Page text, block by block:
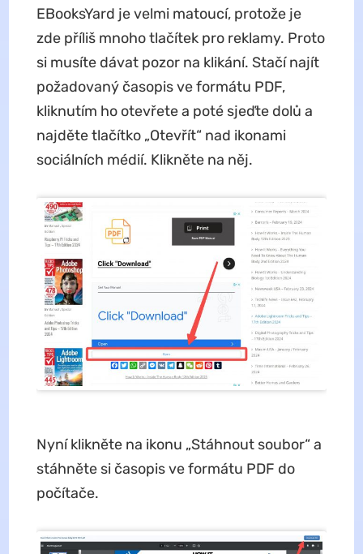
EBooksYard je velmi matoucí, protože je
zde příliš mnoho tlačítek pro reklamy. Proto
si musíte dávat pozor na klikání. Stačí najít
požadovaný časopis ve formátu PDF,
kliknutím ho otevřete a poté sjeďte dolů a
najděte tlačítko „Otevřít“ nad ikonami
sociálních médií. Klikněte na něj.
Nyní klikněte na ikonu „Stáhnout soubor“ a
stáhněte si časopis ve formátu PDF do
počítače.